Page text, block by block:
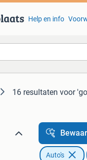
Help en info
16 resultaten voor
Auto's